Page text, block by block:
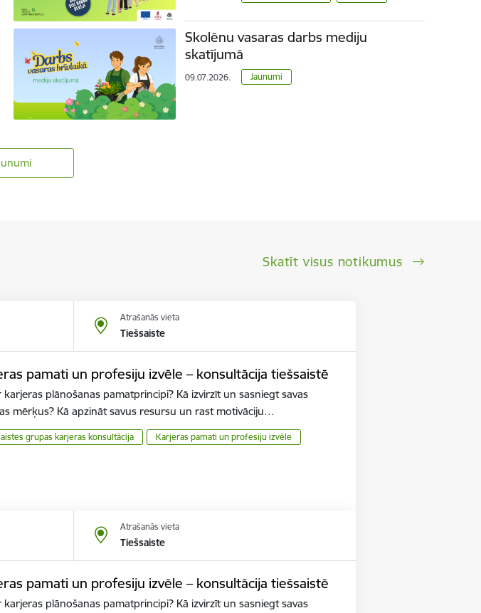
Skolēnu vasaras darbs mediju
skatījumā
09.07.2026. Jaunumi
Skatīt visus notikumus
Atrašanās vieta
Tiešsaiste
pamati un profesiju izvēle – konsultācija tiešsaistē
karjeras plānošanas pamatprincipi? Kā izvirzīt un sasniegt savas
mērķus? Kā apzināt savus resursu un rast motivāciju…
grupas karjeras konsultācija Karjeras pamati un profesiju izvēle
Atrašanās vieta
Tiešsaiste
pamati un profesiju izvēle – konsultācija tiešsaistē
karjeras plānošanas pamatprincipi? Kā izvirzīt un sasniegt savas